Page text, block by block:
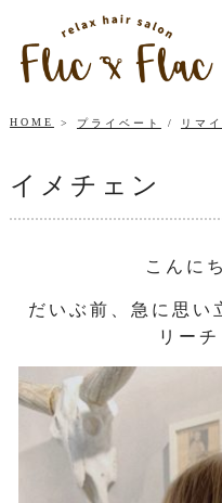
HOME プライベート / リマ
イメチェン
こんに
だいぶ前、急に思い
リー